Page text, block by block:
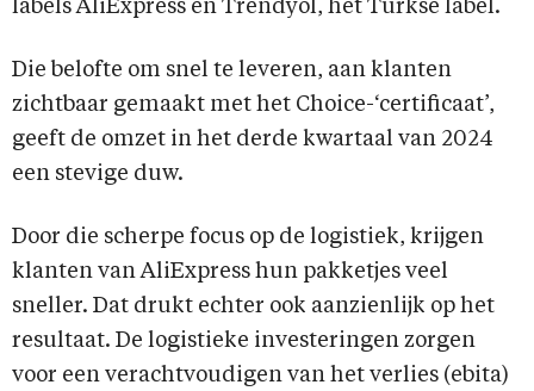
labels AliExpress en Trendyol, het Turkse label.
Die belofte om snel te leveren, aan klanten
zichtbaar gemaakt met het Choice-‘certificaat’,
geeft de omzet in het derde kwartaal van 2024
een stevige duw.
Door die scherpe focus op de logistiek, krijgen
klanten van AliExpress hun pakketjes veel
sneller. Dat drukt echter ook aanzienlijk op het
resultaat. De logistieke investeringen zorgen
voor een verachtvoudigen van het verlies (ebita)